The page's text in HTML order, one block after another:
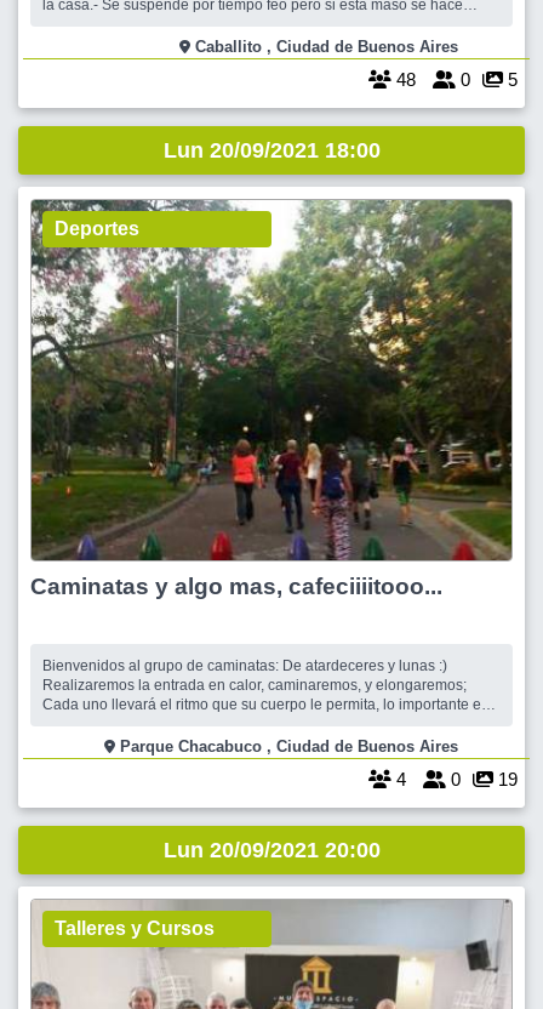
la casa.- Se suspende por tiempo feo pero si esta maso se hace
Lunes el dia mas out de la semana pero de endorfinas a full.- Por eso
a bril
Caballito , Ciudad de Buenos Aires
48 0 5
Lun 20/09/2021 18:00
Deportes
Caminatas y algo mas, cafeciiiitooo...
Bienvenidos al grupo de caminatas: De atardeceres y lunas :)
Realizaremos la entrada en calor, caminaremos, y elongaremos;
Cada uno llevará el ritmo que su cuerpo le permita, lo importante es
sumarse al cafecito o cena, el gasto corre por cuenta de cada uno.
Las caminat
Parque Chacabuco , Ciudad de Buenos Aires
4 0 19
Lun 20/09/2021 20:00
Talleres y Cursos